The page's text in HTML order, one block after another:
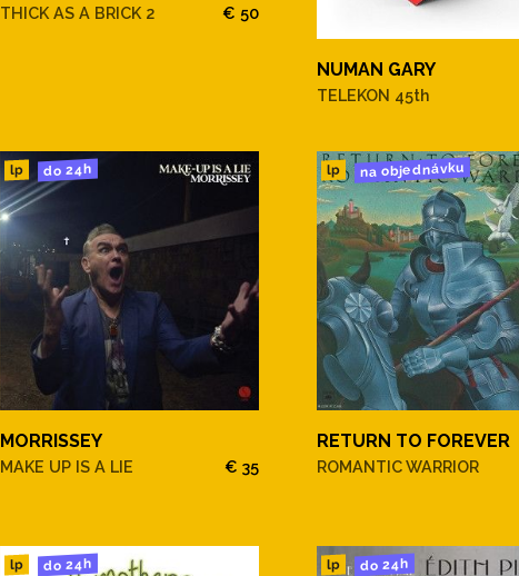
THICK AS A BRICK 2 € 50
NUMAN GARY
TELEKON 45th
lp do 24h
MORRISSEY
MAKE UP IS A LIE € 35
lp na objednávku
RETURN TO FOREVER
ROMANTIC WARRIOR
lp do 24h lp do 24h